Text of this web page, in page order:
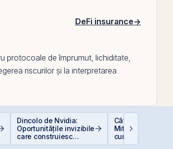
DeFi insurance→
protocoale de împrumut, lichiditate,
riscurilor și la interpretarea
Dincolo de Nvidia:
Oportunitățile invizibile
care construiesc
viitorul AI
Cât de sigură e
Mituri, riscuri
cum să investești
inteligent